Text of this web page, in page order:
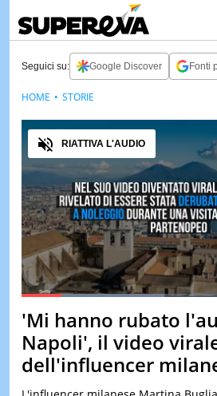
Seguici su: Google Discover Fonti
PauseUnmute
Loaded:45.53%
Audio
RIATTIVA L'AUDIO
'Mi hanno rubato
Napoli', il video
dell'influencer
HOME STORIE